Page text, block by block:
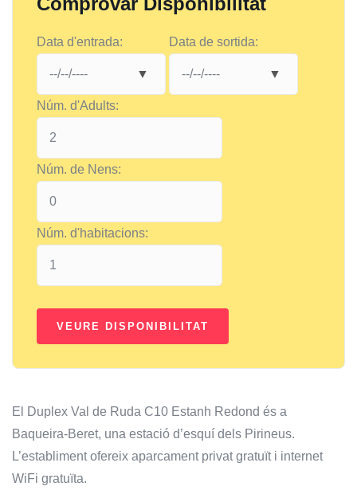
Data d'entrada: Data de sortida:
Núm. d'Adults:
Núm. de Nens:
Núm. d'habitacions:
El Duplex Val de Ruda C10 Estanh Redond és a
Baqueira-Beret, una estació d’esquí dels Pirineus.
L’establiment ofereix aparcament privat gratuït i internet
WiFi gratuïta.